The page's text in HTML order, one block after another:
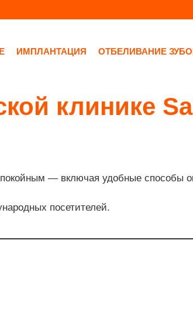
ИМПЛАНТАЦИЯ ОТБЕЛИВАНИЕ
клинике
— включая удобные способы
посетителей.